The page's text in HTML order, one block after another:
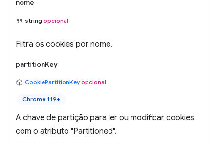
nome
string opcional
Filtra os cookies por nome.
partitionKey
CookiePartitionKey opcional
Chrome 119+
A chave de partição para ler ou modificar cookies
com o atributo "Partitioned".